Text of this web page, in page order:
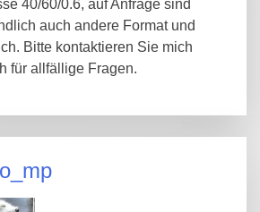
40/60/0.6, auf Anfrage sind
auch andere Format und
Bitte kontaktieren Sie mich
für allfällige Fragen.